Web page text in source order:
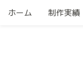
ホーム 制作実績